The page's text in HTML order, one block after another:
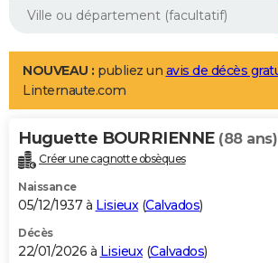
Aménagement intérieur
LIFESTYLE
Art de vivre
Bien-être
Loisirs
Mode
Modes de vie
Alimentation
Guide de la santé
Maladies
Médicaments
Sommeil
VOYAGE
Destinations
City break
Voyage nature
Voyage de noces
Forum
Climat
+PHOTO
GUIDES D'ACHAT
BONS PLANS
NOUVEAU : publiez un avis de décès
Linternaute.com
Huguette BOURRIENNE (88 ans)
Créer une cagnotte obsèques
Naissance
05/12/1937 à Lisieux(Calvados)
Décès
22/01/2026 à Lisieux(Calvados)